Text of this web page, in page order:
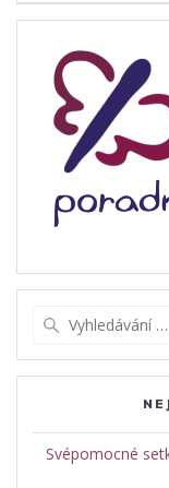
Svépomocné